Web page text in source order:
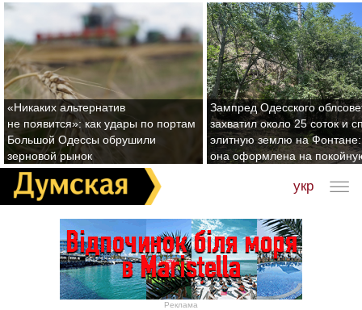
«Никаких альтернатив
не появится»: как удары по портам
Большой Одессы обрушили
зерновой рынок
Зампред Одесского
захватил около 25 соток и
элитную землю на Фонтане:
она оформлена на
укр
Реклама